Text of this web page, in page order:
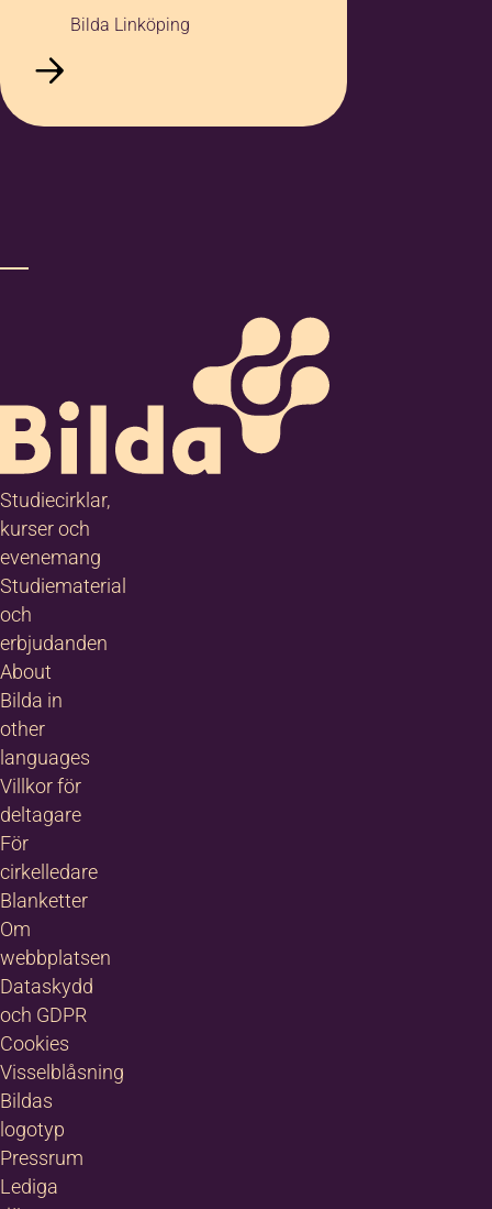
Bilda Linköping
Studiecirklar,
kurser och
evenemang
Studiematerial
och
erbjudanden
About
Bilda in
other
languages
Villkor för
deltagare
För
cirkelledare
Blanketter
Om
webbplatsen
Dataskydd
och GDPR
Cookies
Visselblåsning
Bildas
logotyp
Pressrum
Lediga